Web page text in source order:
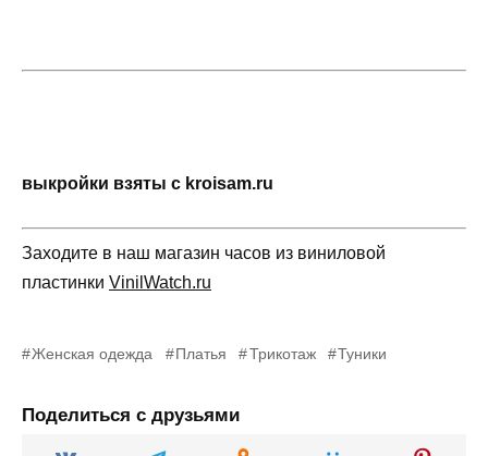
выкройки взяты с kroisam.ru
Заходите в наш магазин часов из виниловой
пластинки VinilWatch.ru
Женская одежда Платья Трикотаж Туники
Поделиться с друзьями